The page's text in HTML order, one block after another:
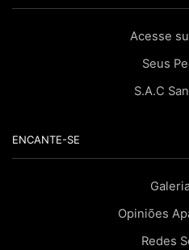
Acesse
Seus
S.A.C
ENCANTE-SE
Opiniões
Redes